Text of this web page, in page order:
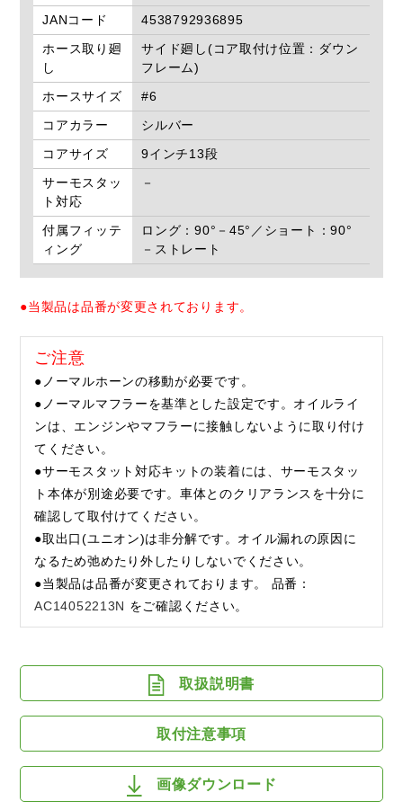
JANコード
4538792936895
ホース取り廻
し
サイド廻し(コア取付け位置：ダウン
フレーム)
ホースサイズ
#6
コアカラー
シルバー
コアサイズ
9インチ13段
サーモスタッ
ト対応
－
付属フィッテ
ィング
ロング：90°－45°／ショート：90°
－ストレート
●当製品は品番が変更されております。
ご注意
●ノーマルホーンの移動が必要です。
●ノーマルマフラーを基準とした設定です。オイルライ
ンは、エンジンやマフラーに接触しないように取り付け
てください。
●サーモスタット対応キットの装着には、サーモスタッ
ト本体が別途必要です。車体とのクリアランスを十分に
確認して取付けてください。
●取出口(ユニオン)は非分解です。オイル漏れの原因に
なるため弛めたり外したりしないでください。
●当製品は品番が変更されております。 品番：
AC14052213N をご確認ください。
取扱説明書
取付注意事項
画像ダウンロード